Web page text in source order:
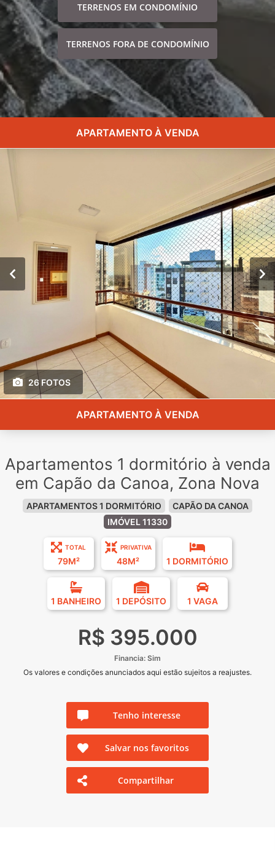
TERRENOS EM CONDOMÍNIO
TERRENOS FORA DE CONDOMÍNIO
APARTAMENTO À VENDA
26 FOTOS
APARTAMENTO À VENDA
Apartamentos 1 dormitório à venda
em Capão da Canoa, Zona Nova
APARTAMENTOS 1 DORMITÓRIO
CAPÃO DA CANOA
IMÓVEL 11330
TOTAL
79M²
PRIVATIVA
48M² 1 DORMITÓRIO
1 BANHEIRO 1 DEPÓSITO 1 VAGA
R$ 395.000
Financia: Sim
Os valores e condições anunciados aqui estão sujeitos a reajustes.
Tenho interesse
Salvar nos favoritos
Compartilhar